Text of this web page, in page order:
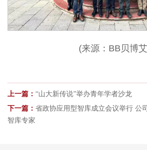
(来源：BB贝博
上一篇： “山大新传说”举办青年学者沙龙
下一篇： 省政协应用型智库成立会议举行 公
智库专家